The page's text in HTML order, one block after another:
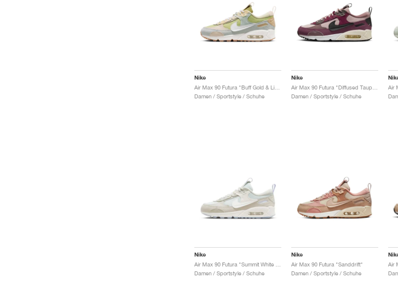
Nike
Damen / Sportstyle / Schuhe
Nike
Damen / Sportstyle / Schuhe
Air
Nike
Damen / Sportstyle / Schuhe
Nike
Air Max 90 Futura "Sanddrift"
Damen / Sportstyle / Schuhe